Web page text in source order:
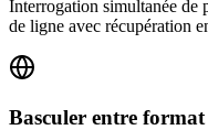
Interrogation simultanée de
de ligne avec récupération
Basculer entre